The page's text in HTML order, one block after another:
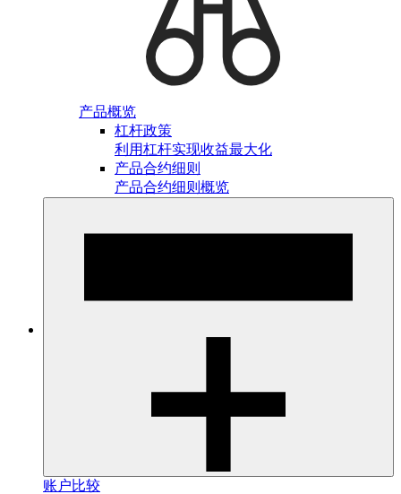
产品概览
杠杆政策
利用杠杆实现收益最大化
产品合约细则
产品合约细则概览
账户比较